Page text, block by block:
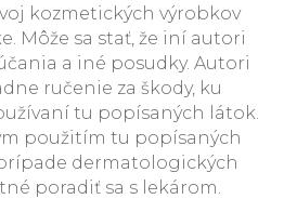
kozmetických výrobkov
Môže sa stať, že iní autori
a iné posudky. Autori
ručenie za škody, ku
tu popísaných látok.
použitím tu popísaných
dermatologických
poradiť sa s lekárom.